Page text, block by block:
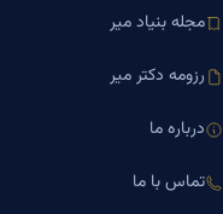
مجله بنیاد میر
رزومه دکتر میر
درباره ما
تماس با ما